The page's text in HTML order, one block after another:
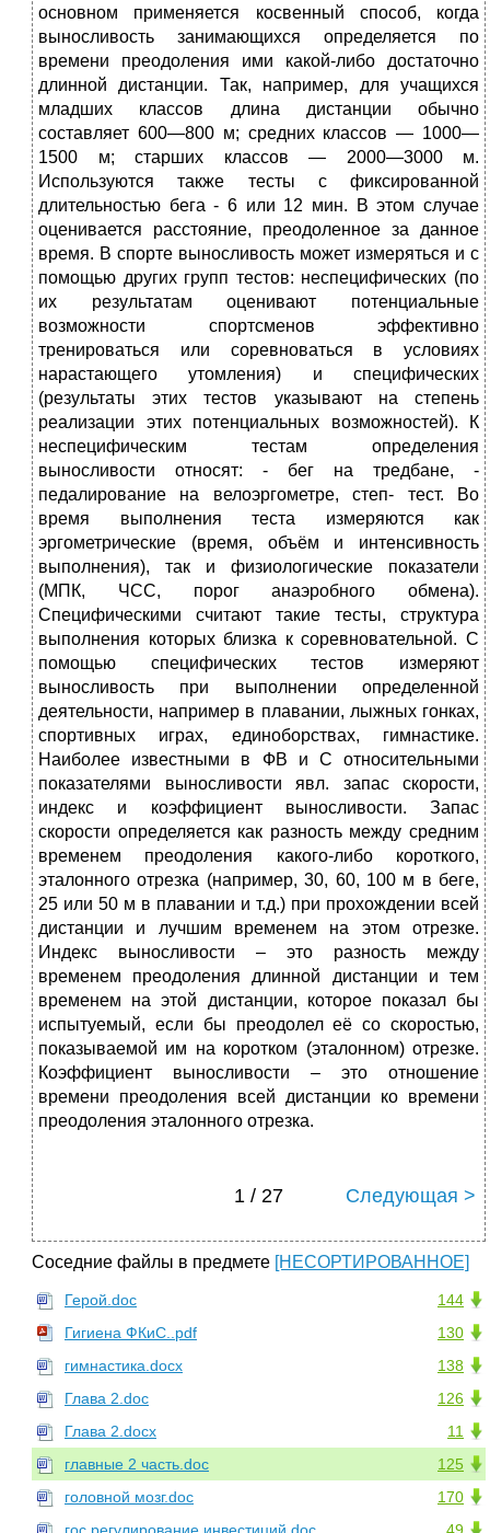
основном применяется кос­венный способ, когда
выносливость занимающихся определяется по
времени преодоления ими какой-либо достаточно
длинной дистан­ции. Так, например, для учащихся
младших классов длина дистан­ции обычно
составляет 600—800 м; средних классов — 1000—
1500 м; старших классов — 2000—3000 м.
Используются также тесты с фик­сированной
длительностью бега - 6 или 12 мин. В этом случае
оце­нивается расстояние, преодоленное за данное
время. В спорте выносливость может измеряться и с
помощью дру­гих групп тестов: неспецифических (по
их результатам оцени­вают потенциальные
возможности спортсменов эффективно
тренироваться или соревноваться в условиях
нарастающего утом­ления) и специфических
(результаты этих тестов указывают на степень
реализации этих потенциальных возможностей). К
неспецифическим тестам определения
выносливости отно­сят: - бег на тредбане, -
педалирование на велоэргометре, степ- тест. Во
время выполнения теста измеряются как
эргометрические (время, объём и интенсивность
выполнения), так и фи­зиологические показатели
(МПК, ЧСС, порог анаэробно­го обмена).
Специфическими считают такие тесты, структура
выполнения которых близка к соревновательной. С
помощью специфических тестов измеряют
выносливость при выполнении определенной
деятельности, например в плавании, лыжных гонках,
спортивных играх, единоборствах, гимнастике.
Наиболее известными в ФВ и С относительными
показателями выносливости явл. запас скорости,
индекс и коэффициент выносливости. Запас
скорости определяется как разность между средним
временем преодоления какого-либо короткого,
эталонного отрезка (например, 30, 60, 100 м в беге,
25 или 50 м в плавании и т.д.) при прохождении всей
дистанции и лучшим вре­менем на этом отрезке.
Индекс выносливости – это разность между
временем преодоления длинной дистанции и тем
временем на этой дистанции, которое показал бы
испытуемый, если бы пре­одолел её со скоростью,
показываемой им на коротком (эталон­ном) отрезке.
Коэффициент выносливости – это отношение
времени преодоления всей дистанции ко времени
преодоления эталонного отрезка.
1 / 27 Следующая >
Соседние файлы в предмете [НЕСОРТИРОВАННОЕ]
144
Герой.doc
130
Гигиена ФКиС..pdf
138
гимнастика.docx
126
Глава 2.doc
11
Глава 2.docx
125
главные 2 часть.doc
170
головной мозг.doc